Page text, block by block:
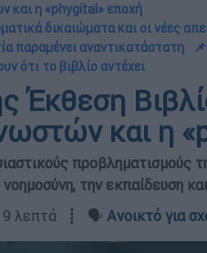
και η «phygital» εποχή
δικαιώματα και οι νέες
παραμένει αναντικατάστατη
ότι το βιβλίο αντέχει
Έκθεση
και η
προβληματισμούς
την εκπαίδευση
9 λεπτά ┋ 🗣️ Ανοικτό για